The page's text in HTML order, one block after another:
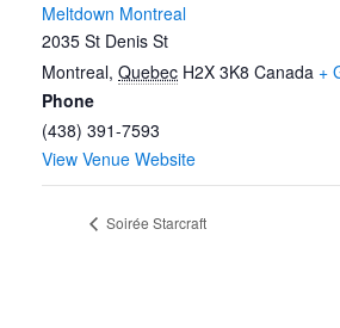
Meltdown Montreal
2035 St Denis St
Montreal, Quebec H2X 3K8 Canada +
Phone
(438) 391-7593
View Venue Website
Soirée Starcraft